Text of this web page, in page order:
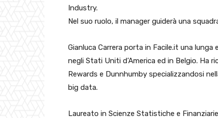
Industry.
Nel suo ruolo, il manager guiderà una
Gianluca Carrera porta in Facile.it una
negli Stati Uniti d’America ed in Belgio. Ha
Rewards e Dunnhumby specializzandosi
big data.
Laureato in Scienze Statistiche e